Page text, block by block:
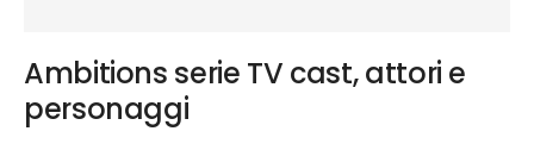
Ambitions serie TV cast, attori e
personaggi